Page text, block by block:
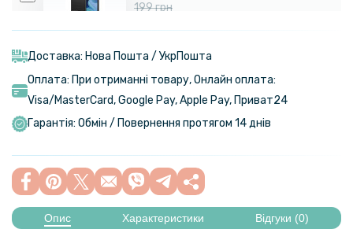
199 грн
Чохол накладка Polished Carbon для Motorola Moto G14
95 грн
119 грн
Захисне скло 2.5D 0.3mm Tempered Glass для Motorola Moto G14
69 грн
Шторка Privacy Protection для веб-камери ноутбука, фронтальної
камери планшета або телефона, Black
Доставка: Нова Пошта / УкрПошта
Оплата: При отриманні товару, Онлайн оплата:
Visa/MasterСard, Google Pay, Apple Pay, Приват24
Гарантія: Обмін / Повернення протягом 14 днів
Опис Характеристики Відгуки (0)